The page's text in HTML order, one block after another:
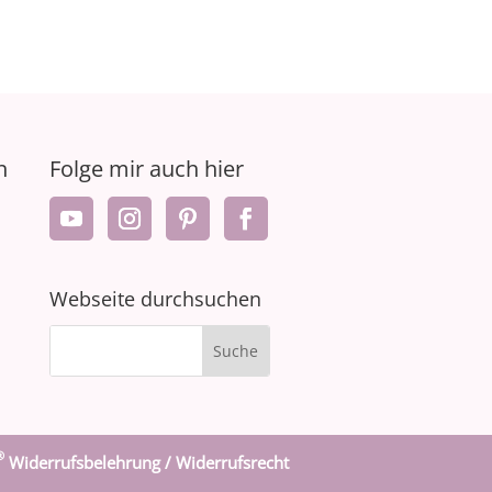
Folge mir auch hier
Webseite durchsuchen
Widerrufsbelehrung / Widerrufsrecht